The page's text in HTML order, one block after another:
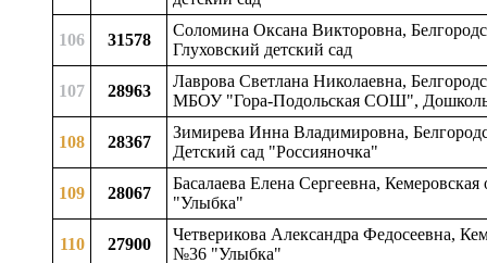
106 31578
Соломина Оксана Викторовна,
Глуховский детский сад
107 28963
Лаврова Светлана Николаевна,
МБОУ "Гора-Подольская СОШ",
108 28367
Зимирева Инна Владимировна,
Детский сад "Россияночка"
109 28067
Басалаева Елена Сергеевна,
"Улыбка"
110 27900
Четверикова Александра Федосеевна,
№36 "Улыбка"